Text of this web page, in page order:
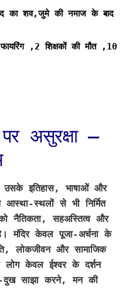
का शव,जुमे की नमाज के बाद
,2 शिक्षकों की मौत ,10
असुरक्षा —
उसके इतिहास, भाषाओं और
स्थलों से भी निर्मित
नैतिकता, सहअस्तित्व और
मंदिर केवल पूजा-अर्चना के
लोकजीवन और सामाजिक
लोग केवल ईश्वर के दर्शन
साझा करने, मन की